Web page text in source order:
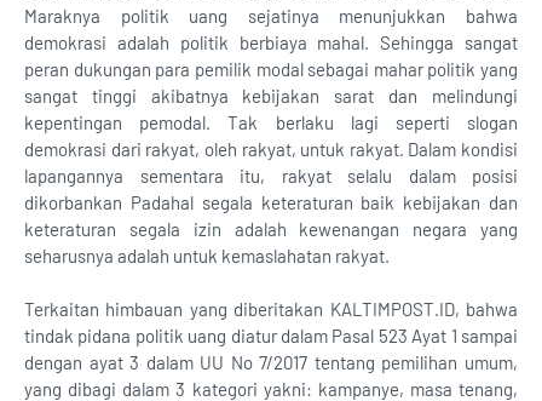
Maraknya politik uang sejatinya menunjukkan bahwa
demokrasi adalah politik berbiaya mahal. Sehingga sangat
peran dukungan para pemilik modal sebagai mahar politik yang
sangat tinggi akibatnya kebijakan sarat dan melindungi
kepentingan pemodal. Tak berlaku lagi seperti slogan
demokrasi dari rakyat, oleh rakyat, untuk rakyat. Dalam kondisi
lapangannya sementara itu, rakyat selalu dalam posisi
dikorbankan Padahal segala keteraturan baik kebijakan dan
keteraturan segala izin adalah kewenangan negara yang
seharusnya adalah untuk kemaslahatan rakyat.
Terkaitan himbauan yang diberitakan KALTIMPOST.ID, bahwa
tindak pidana politik uang diatur dalam Pasal 523 Ayat 1 sampai
dengan ayat 3 dalam UU No 7/2017 tentang pemilihan umum,
yang dibagi dalam 3 kategori yakni: kampanye, masa tenang,